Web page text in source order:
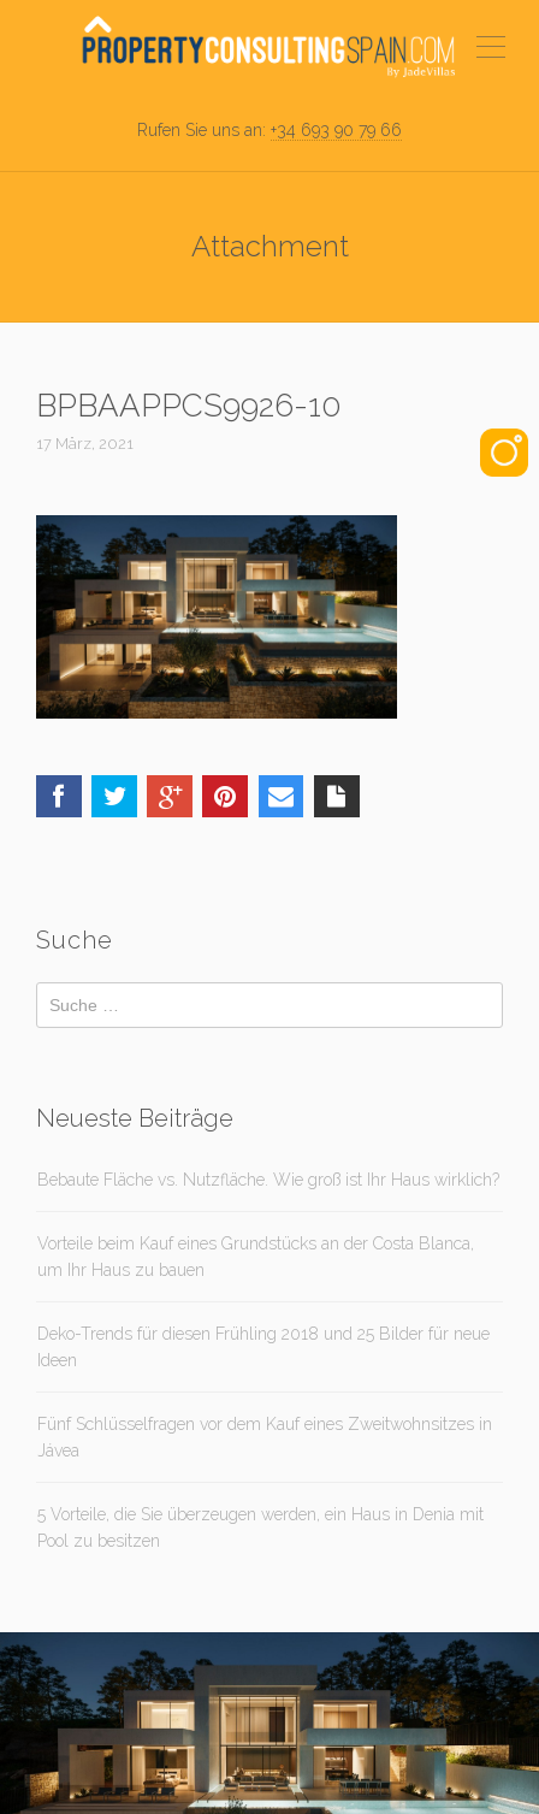
Rufen Sie uns an: +34 693 90 79 66
Attachment
BPBAAPPCS9926-10
17 März, 2021
Suche
Neueste Beiträge
Bebaute Fläche vs. Nutzfläche. Wie groß ist Ihr Haus wirklich?
Vorteile beim Kauf eines Grundstücks an der Costa Blanca,
um Ihr Haus zu bauen
Deko-Trends für diesen Frühling 2018 und 25 Bilder für neue
Ideen
Fünf Schlüsselfragen vor dem Kauf eines Zweitwohnsitzes in
Jávea
5 Vorteile, die Sie überzeugen werden, ein Haus in Denia mit
Pool zu besitzen